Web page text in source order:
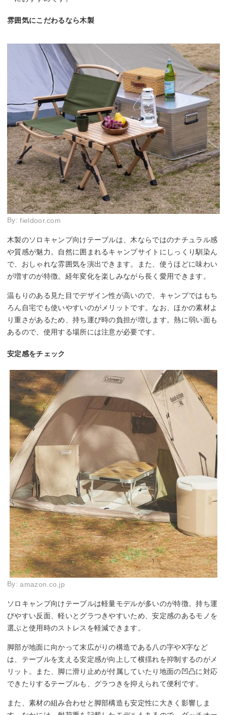
雰囲気にこだわるなら木製
By:fieldoor.com
木製のソロキャンプ向けテーブルは、木ならではのナチュラル感
や質感が魅力。自然に囲まれるキャンプサイトにしっくり馴染ん
で、おしゃれな雰囲気を演出できます。また、使うほどに味わい
が増すのが特徴。経年変化を楽しみながら長く愛用できます。
温もりのある見た目でデザイン性が高いので、キャンプではもち
ろん自宅でも使いやすいのがメリットです。なお、ほかの素材よ
り重さがあるため、持ち運び時の負担が増します。熱に弱い面も
あるので、使用する場所には注意が必要です。
安定感をチェック
By:amazon.co.jp
ソロキャンプ向けテーブルは軽量モデルが多いのが特徴。持ち運
びやすい反面、軽いとグラつきやすいため、安定感のあるモノを
選ぶと使用時のストレスを軽減できます。
脚部が地面に向かって末広がりの構造である八の字やX字など
は、テーブルを支える安定感が向上して横揺れを抑制するのがメ
リット。また、脚に滑り止めが付属していたり地面の凹凸に対応
できたりするテーブルも、グラつきを抑えられて便利です。
また、素材の組み合わせと脚部構造も安定性に大きく影響しま